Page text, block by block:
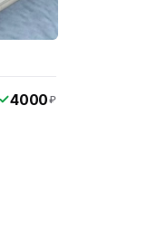
4000₽